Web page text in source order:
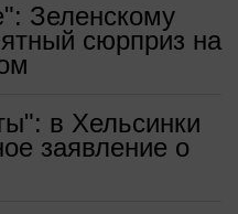
Зеленскому
сюрприз на
в Хельсинки
заявление о